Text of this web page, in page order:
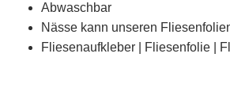
Abwaschbar
Nässe kann unseren
Fliesenaufkleber | Fliesenfolie |